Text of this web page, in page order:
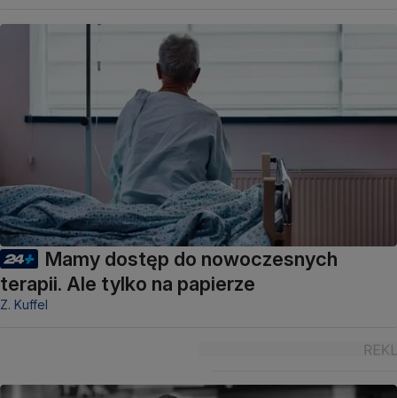
Mamy dostęp do nowoczesnych
terapii. Ale tylko na papierze
Z. Kuffel